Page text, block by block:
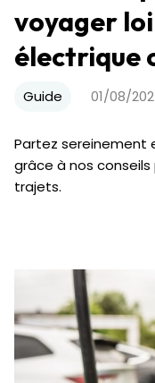
voyager
électrique
Guide 01/08/
Partez sereinement
grâce à nos
trajets.